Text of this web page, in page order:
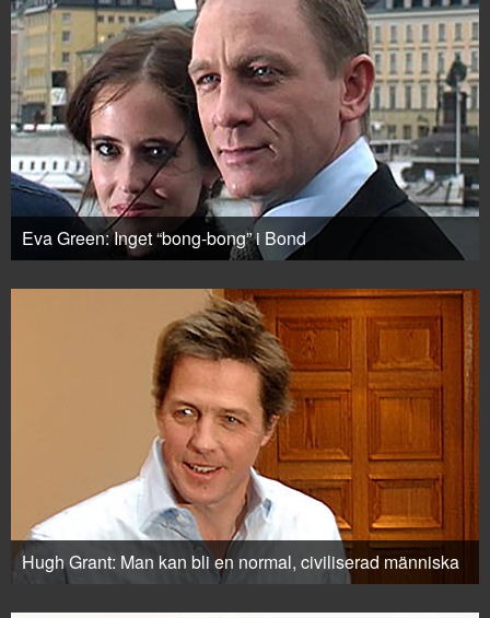
Eva Green: Inget “bong-bong” i Bond
Hugh Grant: Man kan bli en normal, civiliserad människa